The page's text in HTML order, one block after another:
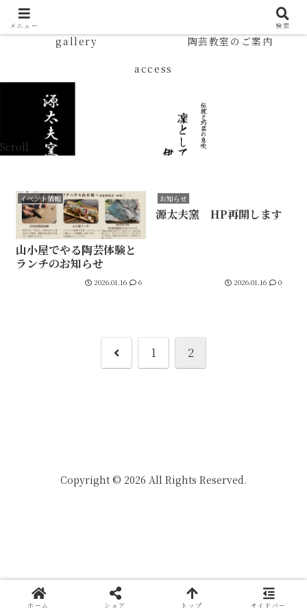
Scroll
gallery
陶芸教室のご案内
access
イベント情報
山小屋でやる陶芸体験と
ランチのお知らせ
2026.01.16 6
お知らせ
源太夫窯 HP再開します
2026.01.16 0
前
1 2
Copyright © 2026 All Rights Reserved.
メニュー 検索
ホーム シェア トップ サイドバー